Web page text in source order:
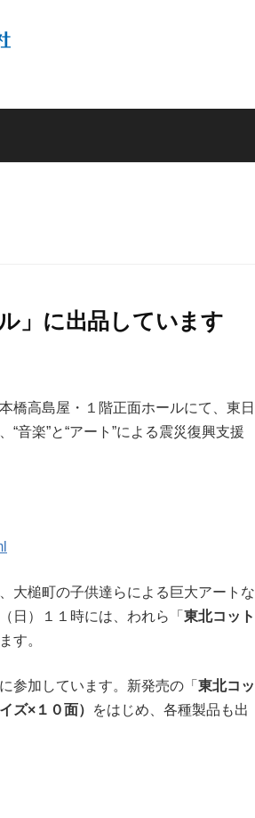
」に出品しています
橋高島屋・１階正面ホールにて、東日
音楽”と“アート”による震災復興支援
大槌町の子供達らによる巨大アートな
日）１１時には、われら「 東北コット
す。
参加しています。新発売の「 東北コッ
ズ×１０面）
をはじめ、各種製品も出